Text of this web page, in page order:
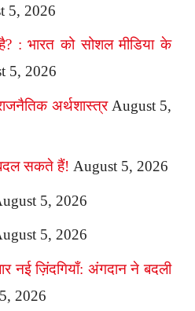
5, 2026
: भारत को सोशल मीडिया के
5, 2026
अर्थशास्त्र August 5,
सकते हैं! August 5, 2026
5, 2026
5, 2026
नई ज़िंदगियाँ: अंगदान ने बदली
2026